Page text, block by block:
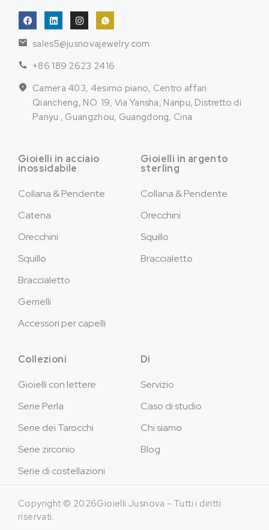
sales5@jusnovajewelry.com
+86 189 2623 2416
Camera 403, 4esimo piano, Centro affari
Qiancheng, NO. 19, Via Yansha, Nanpu, Distretto di
Panyu., Guangzhou, Guangdong, Cina
Gioielli in acciaio
inossidabile
Collana & Pendente
Catena
Orecchini
Squillo
Braccialetto
Gemelli
Accessori per capelli
Gioielli in argento
sterling
Collana & Pendente
Orecchini
Squillo
Braccialetto
Collezioni
Gioielli con lettere
Serie Perla
Serie dei Tarocchi
Serie zirconio
Serie di costellazioni
Di
Servizio
Caso di studio
Chi siamo
Blog
Copyright © 2026Gioielli Jusnova - Tutti i diritti
riservati.